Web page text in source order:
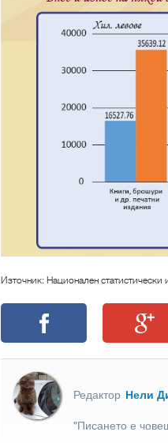
Източник: Национален статистически
Редактор Нели
"Писането е